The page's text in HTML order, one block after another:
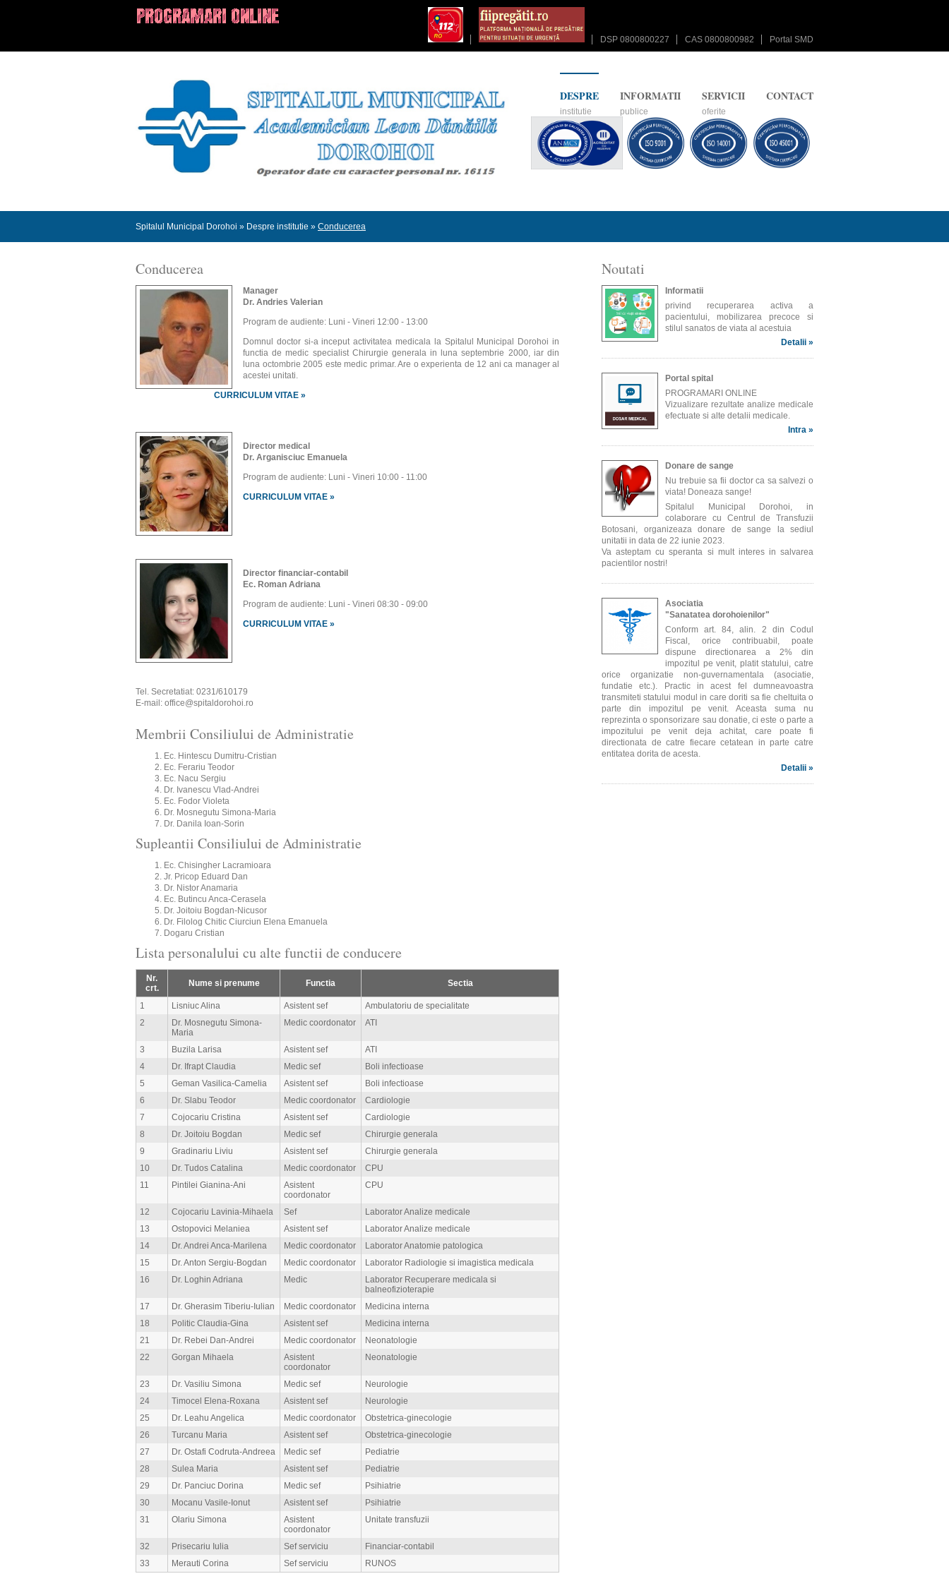
DSP 0800800227 CAS 0800800982 Portal SMD
CONTACT
SERVICII
oferite
INFORMATII
publice
DESPRE
institutie
Spitalul Municipal Dorohoi » Despre institutie » Conducerea
Conducerea
Manager
Dr. Andries Valerian
Program de audiente: Luni - Vineri 12:00 - 13:00
Domnul doctor si-a inceput activitatea medicala la Spitalul Municipal Dorohoi in
functia de medic specialist Chirurgie generala in luna septembrie 2000, iar din
luna octombrie 2005 este medic primar. Are o experienta de 12 ani ca manager al
acestei unitati.
CURRICULUM VITAE »
Director medical
Dr. Arganisciuc Emanuela
Program de audiente: Luni - Vineri 10:00 - 11:00
CURRICULUM VITAE »
Director financiar-contabil
Ec. Roman Adriana
Program de audiente: Luni - Vineri 08:30 - 09:00
CURRICULUM VITAE »
Tel. Secretatiat: 0231/610179
E-mail: office@spitaldorohoi.ro
Membrii Consiliului de Administratie
Ec. Hintescu Dumitru-Cristian
Ec. Ferariu Teodor
Ec. Nacu Sergiu
Dr. Ivanescu Vlad-Andrei
Ec. Fodor Violeta
Dr. Mosnegutu Simona-Maria
Dr. Danila Ioan-Sorin
Supleantii Consiliului de Administratie
Ec. Chisingher Lacramioara
Jr. Pricop Eduard Dan
Dr. Nistor Anamaria
Ec. Butincu Anca-Cerasela
Dr. Joitoiu Bogdan-Nicusor
Dr. Filolog Chitic Ciurciun Elena Emanuela
Dogaru Cristian
Lista personalului cu alte functii de conducere
Nr.
crt.
Nume si prenume Functia Sectia
1 Lisniuc Alina Asistent sef
Ambulatoriu de specialitate
2
Dr. Mosnegutu Simona-
Maria
Medic coordonator ATI
3 Buzila Larisa Asistent sef
ATI
4
Dr. Ifrapt Claudia Medic sef
Boli infectioase
5
Geman Vasilica-Camelia Asistent sef
Boli infectioase
6
Dr. Slabu Teodor Medic coordonator
Cardiologie
7
Cojocariu Cristina Asistent sef
Cardiologie
8
Dr. Joitoiu Bogdan Medic sef
Chirurgie generala
9
Gradinariu Liviu Asistent sef
Chirurgie generala
10
Dr. Tudos Catalina Medic coordonator
CPU
11
Pintilei Gianina-Ani
Asistent
coordonator
CPU
12 Cojocariu Lavinia-Mihaela Sef
Laborator Analize medicale
13
Ostopovici Melaniea Asistent sef
Laborator Analize medicale
14
Dr. Andrei Anca-Marilena Medic coordonator
Laborator Anatomie patologica
15
Dr. Anton Sergiu-Bogdan Medic coordonator
Laborator Radiologie si imagistica medicala
16
Dr. Loghin Adriana Medic
Laborator Recuperare medicala si
balneofizioterapie
17
Dr. Gherasim Tiberiu-Iulian Medic coordonator
Medicina interna
18
Politic Claudia-Gina Asistent sef
Medicina interna
21
Dr. Rebei Dan-Andrei Medic coordonator
Neonatologie
22
Gorgan Mihaela
Asistent
coordonator
Neonatologie
23 Dr. Vasiliu Simona Medic sef
Neurologie
24
Timocel Elena-Roxana Asistent sef
Neurologie
25
Dr. Leahu Angelica Medic coordonator
Obstetrica-ginecologie
26
Turcanu Maria Asistent sef
Obstetrica-ginecologie
27
Dr. Ostafi Codruta-Andreea Medic sef
Pediatrie
28
Sulea Maria Asistent sef
Pediatrie
29
Dr. Panciuc Dorina Medic sef
Psihiatrie
30
Mocanu Vasile-Ionut Asistent sef
Psihiatrie
31
Olariu Simona
Asistent
coordonator
Unitate transfuzii
32 Prisecariu Iulia Sef serviciu
Financiar-contabil
33
Merauti Corina Sef serviciu RUNOS
Noutati
Informatii
privind recuperarea activa a
pacientului, mobilizarea precoce si
stilul sanatos de viata al acestuia
Detalii »
Portal spital
PROGRAMARI ONLINE
Vizualizare rezultate analize medicale
efectuate si alte detalii medicale.
Intra »
Donare de sange
Nu trebuie sa fii doctor ca sa salvezi o
viata! Doneaza sange!
Spitalul Municipal Dorohoi, in
colaborare cu Centrul de Transfuzii
Botosani, organizeaza donare de sange la sediul
unitatii in data de 22 iunie 2023.
Va asteptam cu speranta si mult interes in salvarea
pacientilor nostri!
Asociatia
"Sanatatea dorohoienilor"
Conform art. 84, alin. 2 din Codul
Fiscal, orice contribuabil, poate
dispune directionarea a 2% din
impozitul pe venit, platit statului, catre
orice organizatie non-guvernamentala (asociatie,
fundatie etc.). Practic in acest fel dumneavoastra
transmiteti statului modul in care doriti sa fie cheltuita o
parte din impozitul pe venit. Aceasta suma nu
reprezinta o sponsorizare sau donatie, ci este o parte a
impozitului pe venit deja achitat, care poate fi
directionata de catre fiecare cetatean in parte catre
entitatea dorita de acesta.
Detalii »